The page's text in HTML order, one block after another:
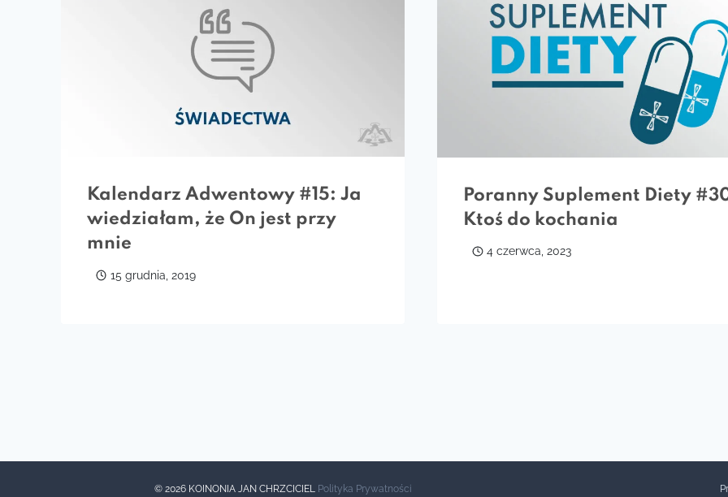
Kalendarz Adwentowy #15: Ja
wiedziałam, że On jest przy
mnie
15 grudnia, 2019
Poranny Suplement Diety
Ktoś do kochania
4 czerwca, 2023
© 2026 KOINONIA JAN CHRZCICIEL Polityka Prywatności